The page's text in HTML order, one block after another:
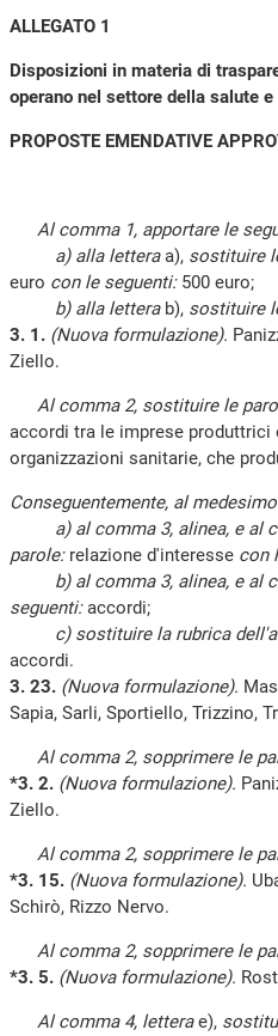
ALLEGATO 1
Disposizioni in materia di
operano nel settore della salute
PROPOSTE EMENDATIVE
Al comma 1, apportare le
a) alla letteraa), sostituire
euro con le seguenti:500 euro;
b) alla letterab), sostituire
3. 1. (Nuova formulazione).
Ziello.
Al comma 2, sostituire le
accordi tra le imprese
organizzazioni sanitarie, che
Conseguentemente, al
a) al comma 3, alinea, e al
parole:relazione d'interesse con
b) al comma 3, alinea, e al
seguenti:accordi;
c) sostituire la rubrica
accordi.
3. 23. (Nuova formulazione).
Sapia, Sarli, Sportiello, Trizzino,
Al comma 2, sopprimere le
*3. 2. (Nuova formulazione).
Ziello.
Al comma 2, sopprimere le
*3. 15. (Nuova formulazione).
Schirò, Rizzo Nervo.
Al comma 2, sopprimere le
*3. 5. (Nuova formulazione).
Al comma 4, letterae),